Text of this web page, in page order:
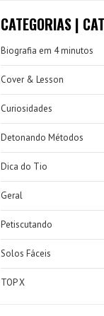
CATEGORIAS |
Biografia em 4 minutos
Cover & Lesson
Curiosidades
Detonando Métodos
Dica do Tio
Geral
Petiscutando
Solos Fáceis
TOP X